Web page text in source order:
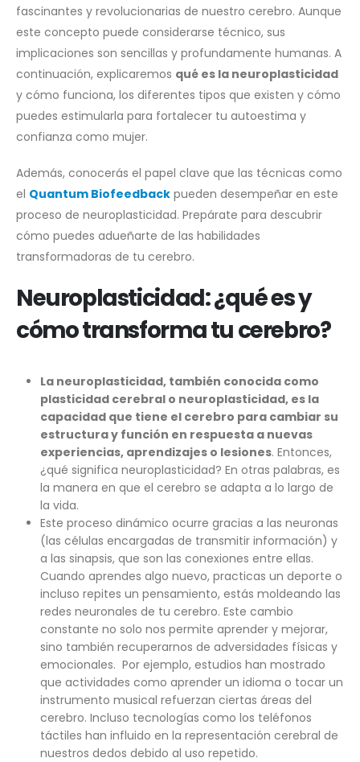
fascinantes y revolucionarias de nuestro cerebro. Aunque
este concepto puede considerarse técnico, sus
implicaciones son sencillas y profundamente humanas. A
continuación, explicaremos qué es la neuroplasticidad
y cómo funciona, los diferentes tipos que existen y cómo
puedes estimularla para fortalecer tu autoestima y
confianza como mujer.
Además, conocerás el papel clave que las técnicas como
el Quantum Biofeedback pueden desempeñar en este
proceso de neuroplasticidad. Prepárate para descubrir
cómo puedes adueñarte de las habilidades
transformadoras de tu cerebro.
Neuroplasticidad: ¿qué es y
cómo transforma tu cerebro?
La neuroplasticidad, también conocida como
plasticidad cerebral o neuroplasticidad, es la
capacidad que tiene el cerebro para cambiar su
estructura y función en respuesta a nuevas
experiencias, aprendizajes o lesiones. Entonces,
¿qué significa neuroplasticidad? En otras palabras, es
la manera en que el cerebro se adapta a lo largo de
la vida.
Este proceso dinámico ocurre gracias a las neuronas
(las células encargadas de transmitir información) y
a las sinapsis, que son las conexiones entre ellas.
Cuando aprendes algo nuevo, practicas un deporte o
incluso repites un pensamiento, estás moldeando las
redes neuronales de tu cerebro. Este cambio
constante no solo nos permite aprender y mejorar,
sino también recuperarnos de adversidades físicas y
emocionales. Por ejemplo, estudios han mostrado
que actividades como aprender un idioma o tocar un
instrumento musical refuerzan ciertas áreas del
cerebro. Incluso tecnologías como los teléfonos
táctiles han influido en la representación cerebral de
nuestros dedos debido al uso repetido.